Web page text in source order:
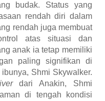
budak. Status yang
rendah diri dalam
rendah juga membuat
atas situasi dan
anak ia tetap memiliki
paling signifikan di
Shmi Skywalker.
dari Anakin, Shmi
di tengah kondisi